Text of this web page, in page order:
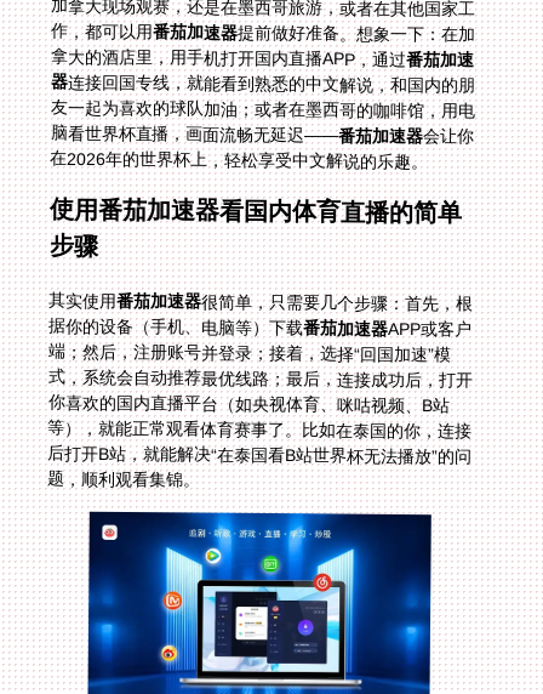
作，都可以用番茄加速器提前做好准备。想象一下：在加
拿大的酒店里，用手机打开国内直播APP，通过番茄加速
器连接回国专线，就能看到熟悉的中文解说，和国内的朋
友一起为喜欢的球队加油；或者在墨西哥的咖啡馆，用电
脑看世界杯直播，画面流畅无延迟——番茄加速器会让你
在2026年的世界杯上，轻松享受中文解说的乐趣。
使用番茄加速器看国内体育直播的简单
步骤
其实使用番茄加速器很简单，只需要几个步骤：首先，根
据你的设备（手机、电脑等）下载番茄加速器APP或客户
端；然后，注册账号并登录；接着，选择“回国加速”模
式，系统会自动推荐最优线路；最后，连接成功后，打开
你喜欢的国内直播平台（如央视体育、咪咕视频、B站
等），就能正常观看体育赛事了。比如在泰国的你，连接
后打开B站，就能解决“在泰国看B站世界杯无法播放”的问
题，顺利观看集锦。